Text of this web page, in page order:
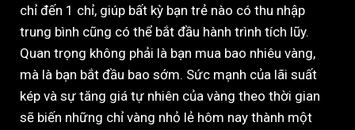
chỉ đến 1 chỉ, giúp bất kỳ bạn trẻ nào có thu nhập
trung bình cũng có thể bắt đầu hành trình tích lũy.
Quan trọng không phải là bạn mua bao nhiêu vàng,
mà là bạn bắt đầu bao sớm. Sức mạnh của lãi suất
kép và sự tăng giá tự nhiên của vàng theo thời gian
sẽ biến những chỉ vàng nhỏ lẻ hôm nay thành một